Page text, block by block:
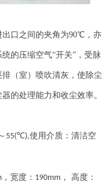
口之间的夹角为90℃，亦
的压缩空气“开关”，受脉
（室）喷吹清灰，使除尘
的处理能力和收尘效率。
～ 55(℃),使用介质：清洁空
，宽度： 190mm ， 高度：